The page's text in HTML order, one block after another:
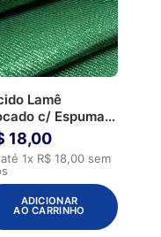
Lamê
c/ Espuma
com TNT
18,00
1x R$ 18,00 sem
ADICIONAR
AO CARRINHO